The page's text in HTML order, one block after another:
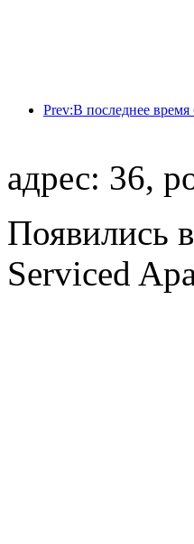
адрес: 36,
Появились
Serviced